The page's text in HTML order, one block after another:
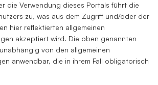
die Verwendung dieses Portals führt die
zu, was aus dem Zugriff und/oder der
hier reflektierten allgemeinen
akzeptiert wird. Die oben genannten
von den allgemeinen
anwendbar, die in ihrem Fall obligatorisch